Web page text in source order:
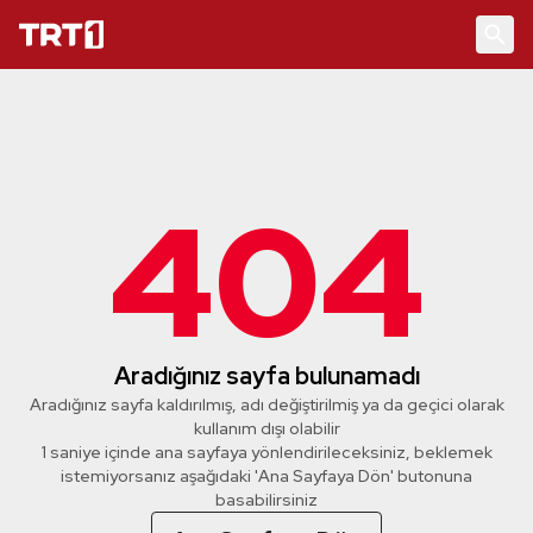
404
Aradığınız sayfa bulunamadı
Aradığınız sayfa kaldırılmış, adı değiştirilmiş ya da geçici olarak
kullanım dışı olabilir
1 saniye içinde ana sayfaya yönlendirileceksiniz, beklemek
istemiyorsanız aşağıdaki 'Ana Sayfaya Dön' butonuna
basabilirsiniz